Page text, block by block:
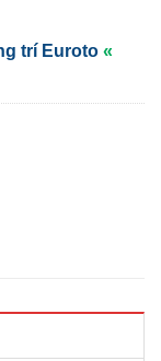
trí Euroto «